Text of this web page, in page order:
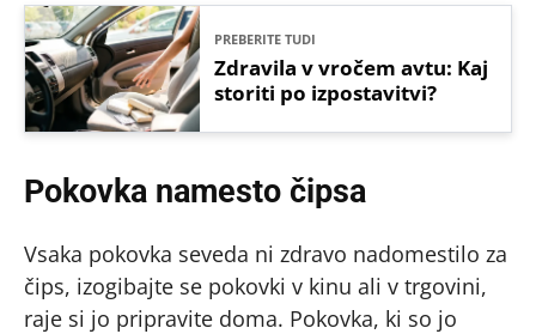
PREBERITE TUDI
Zdravila v vročem avtu: Kaj
storiti po izpostavitvi?
Pokovka namesto čipsa
Vsaka pokovka seveda ni zdravo nadomestilo za
čips, izogibajte se pokovki v kinu ali v trgovini,
raje si jo pripravite doma. Pokovka, ki so jo